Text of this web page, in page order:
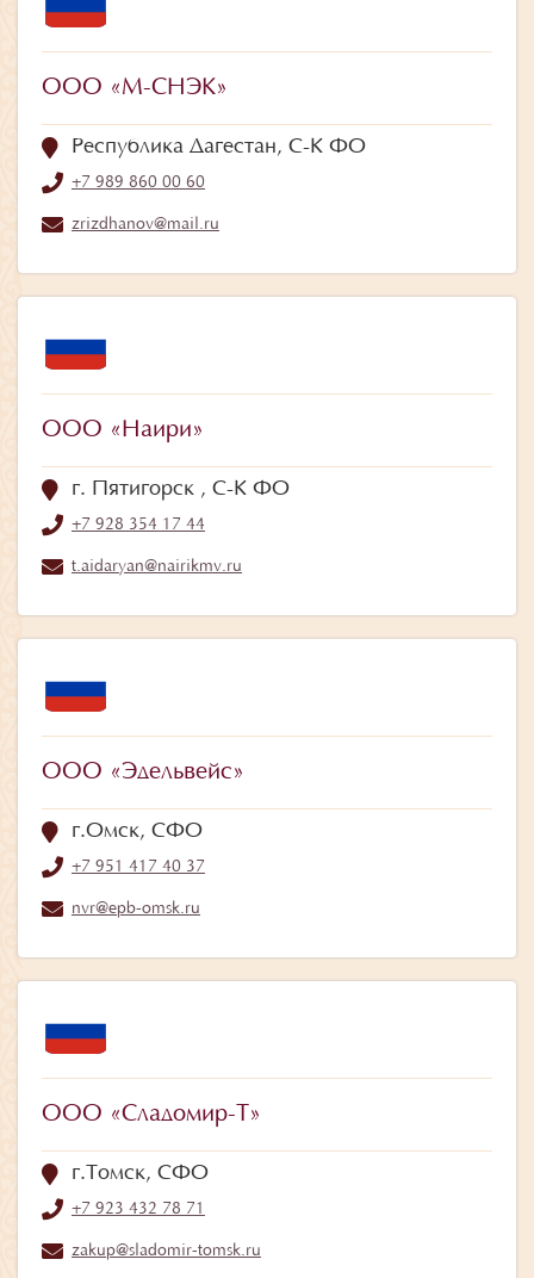
ООО «М-СНЭК»
Республика Дагестан, С-К ФО
+7 989 860 00 60
zrizdhanov@mail.ru
ООО «Наири»
г. Пятигорск , С-К ФО
+7 928 354 17 44
t.aidaryan@nairikmv.ru
ООО «Эдельвейс»
г.Омск, СФО
+7 951 417 40 37
nvr@epb-omsk.ru
ООО «Сладомир-Т»
г.Томск, СФО
+7 923 432 78 71
zakup@sladomir-tomsk.ru